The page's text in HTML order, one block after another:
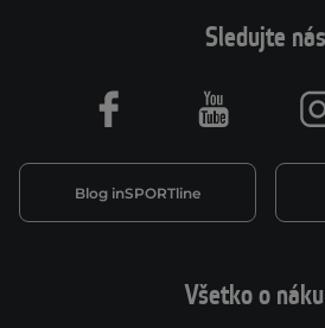
Všetko o
Sledujte nás
Blog inSPORTline
Facebook Youtube